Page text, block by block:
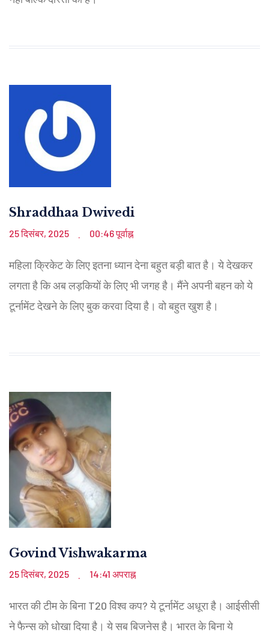
Shraddhaa Dwivedi
25 दिसंबर, 2025 00:46 पूर्वाह्न
महिला क्रिकेट के लिए इतना ध्यान देना बहुत बड़ी बात है। ये देखकर
लगता है कि अब लड़कियों के लिए भी जगह है। मैंने अपनी बहन को ये
टूर्नामेंट देखने के लिए बुक करवा दिया है। वो बहुत खुश है।
Govind Vishwakarma
25 दिसंबर, 2025 . 14:41 अपराह्न
भारत की टीम के बिना T20 विश्व कप? ये टूर्नामेंट अधूरा है। आईसीसी
ने फैन्स को धोखा दिया है। ये सब बिजनेस है। भारत के बिना ये